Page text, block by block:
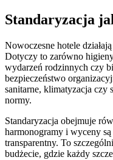
Standaryzacja
Nowoczesne hotele
Dotyczy to zarówno
wydarzeń rodzinnych czy
bezpieczeństwo
sanitarne, klimatyzacja czy
normy.
Standaryzacja obejmuje
harmonogramy i wyceny
transparentny. To
budżecie, gdzie każdy